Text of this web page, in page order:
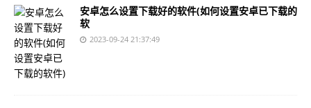
安卓怎么设置下载好的软件(如何设置安卓已下载的
软
2023-09-24 21:37:49